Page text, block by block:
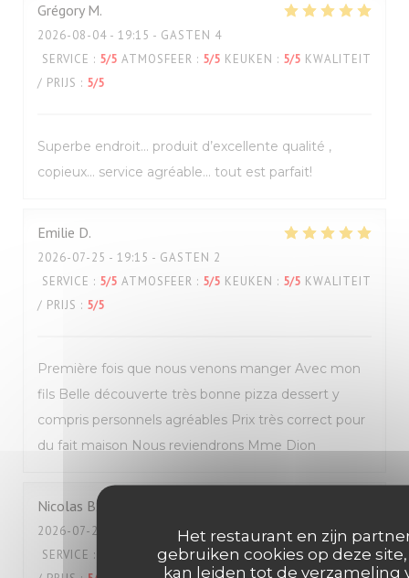
Het restaurant en zijn
gebruiken cookies op deze
kan leiden tot de verzameling
Grégory M
2026-08-04 - 19:15 - GASTEN 4
SERVICE : 5/5 ATMOSFEER : 5/5 KEUKEN : 5/5 KWALITEIT
/ PRIJS : 5/5
Superbe endroit… produit d’excellente qualité ,
copieux… service agréable… tout est parfait!
Emilie D
2026-07-25 - 19:15 - GASTEN 2
SERVICE : 5/5 ATMOSFEER : 5/5 KEUKEN : 5/5 KWALITEIT
/ PRIJS : 5/5
Première fois que nous venons manger Avec mon
fils Belle découverte très bonne pizza dessert y
compris personnels agréables Prix très correct pour
du fait maison Nous reviendrons Mme Dion
Nicolas B
2026-07-25
- 12:00 - GASTEN 2
SERVICE : ATMOSFEER: 5 /5 KEUKEN : 5/5 KWALITEIT